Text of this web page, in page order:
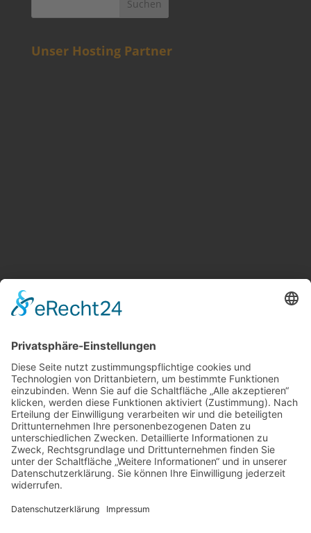
Unser Hosting Partner
Weitere Informationen
Kontakt
Newsletter
FAQ
Schlagworte
Datenschutz
Impressum